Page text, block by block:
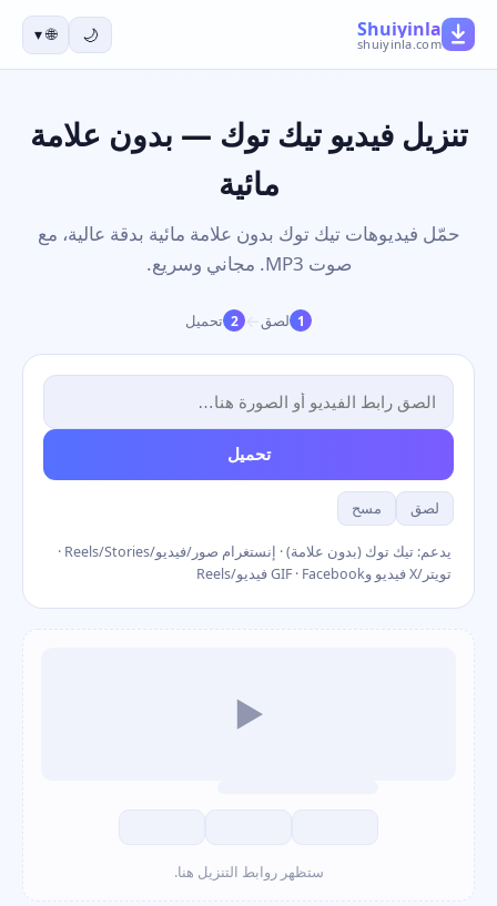
Shuiyinla
shuiyinla.com
🌙
🌐
▾
تنزيل فيديو تيك توك — بدون علامة
مائية
حمّل فيديوهات تيك توك بدون علامة مائية بدقة عالية، مع
صوت MP3. مجاني وسريع.
1 لصق →
2 تحميل
تحميل
لصق مسح
يدعم: تيك توك (بدون علامة) · إنستغرام صور/فيديو/Reels/Stories ·
تويتر/X فيديو وGIF · Facebook فيديو/Reels
▶
ستظهر روابط التنزيل هنا.